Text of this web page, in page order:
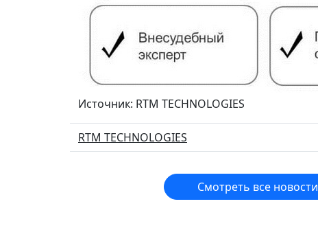
Источник: RTM TECHNOLOGIES
RTM TECHNOLOGIES
Смотреть все новости